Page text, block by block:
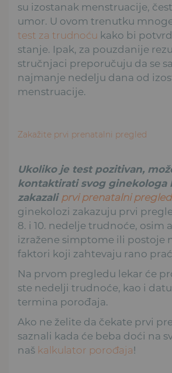
su izostanak menstruacije,
umor. U ovom trenutku
test za trudnoću kako bi
stanje. Ipak, za pouzdanije
stručnjaci preporučuju da se
najmanje nedelju dana od
menstruacije.
Zakažite prvi prenatalni pregled
Ukoliko je test pozitivan,
kontaktirati svog ginekologa
zakazali prvi prenatalni pregled
ginekolozi zakazuju prvi
8. i 10. nedelje trudnoće, osim
izražene simptome ili postoje
faktori koji zahtevaju rano
Na prvom pregledu lekar će
ste nedelji trudnoće, kao i
termina porođaja.
Ako ne želite da čekate prvi
saznali kada će beba doći na
naš kalkulator porođaja!